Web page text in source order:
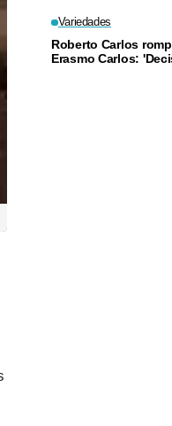
Variedades
Roberto Carlos
Erasmo Carlos: